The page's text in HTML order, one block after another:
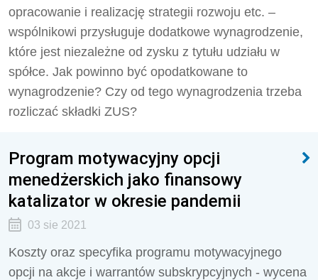
opracowanie i realizację strategii rozwoju etc. –
wspólnikowi przysługuje dodatkowe wynagrodzenie,
które jest niezależne od zysku z tytułu udziału w
spółce. Jak powinno być opodatkowane to
wynagrodzenie? Czy od tego wynagrodzenia trzeba
rozliczać składki ZUS?
Program motywacyjny opcji
menedżerskich jako finansowy
katalizator w okresie pandemii
03 sie 2021
Koszty oraz specyfika programu motywacyjnego
opcji na akcje i warrantów subskrypcyjnych - wycena